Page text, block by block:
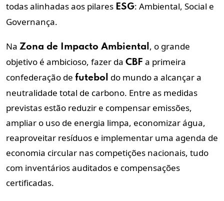
todas alinhadas aos pilares ESG: Ambiental, Social e
Governança.
Na Zona de Impacto Ambiental , o grande
objetivo é ambicioso, fazer da CBF a primeira
confederação de futebol
do mundo a alcançar a
neutralidade total de carbono. Entre as medidas
previstas estão reduzir e compensar emissões,
ampliar o uso de energia limpa, economizar água,
reaproveitar resíduos e implementar uma agenda de
economia circular nas competições nacionais, tudo
com inventários auditados e compensações
certificadas.